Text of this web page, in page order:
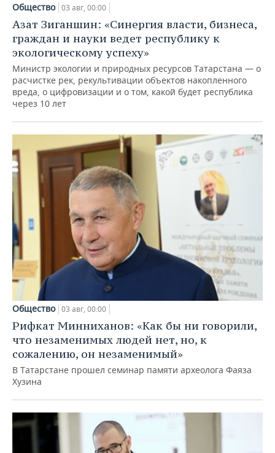
Общество 03 авг, 00:00
Азат Зиганшин: «Синергия власти, бизнеса,
граждан и науки ведет республику к
экологическому успеху»
Министр экологии и природных ресурсов Татарстана — о
расчистке рек, рекультивации объектов накопленного
вреда, о цифровизации и о том, какой будет республика
через 10 лет
Общество 03 авг, 00:00
Рифкат Минниханов: «Как бы ни говорили,
что незаменимых людей нет, но, к
сожалению, он незаменимый»
В Татарстане прошел семинар памяти археолога Фаяза
Хузина